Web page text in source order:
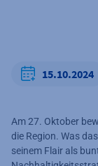
15.10.2024
Am 27. Oktober
die Region. Was
seinem Flair als